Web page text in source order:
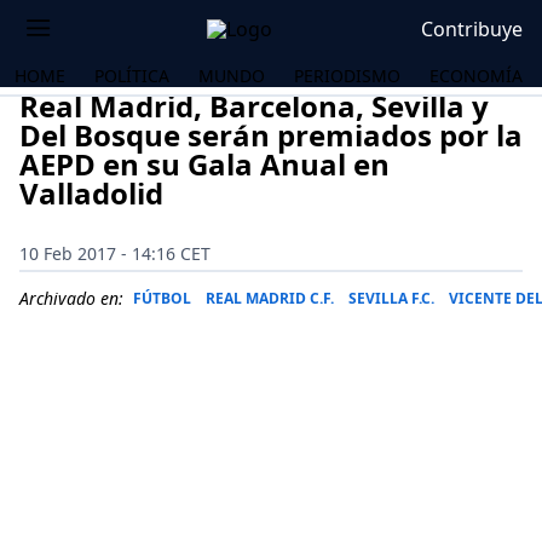
Contribuye
HOME POLÍTICA MUNDO PERIODISMO ECONOMÍA
Real Madrid, Barcelona, Sevilla y
Del Bosque serán premiados por la
AEPD en su Gala Anual en
Valladolid
10 Feb 2017 - 14:16 CET
Archivado en: FÚTBOL REAL MADRID C.F. SEVILLA F.C. VICENTE